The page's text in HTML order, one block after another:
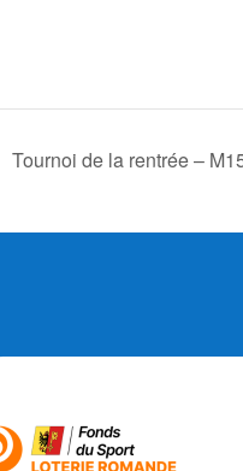
Tournoi de la rentrée –